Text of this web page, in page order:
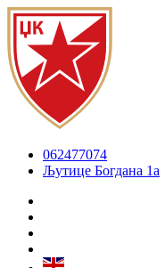
062477074
Љутице Богдана 1а